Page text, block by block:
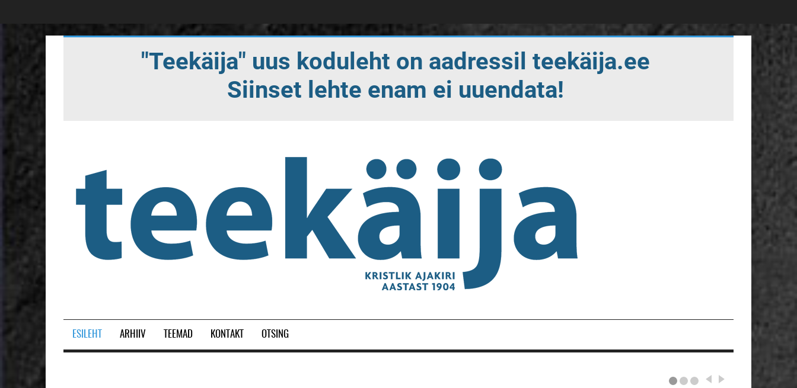
ESILEHT ARHIIV TEEMAD KONTAKT OTSING